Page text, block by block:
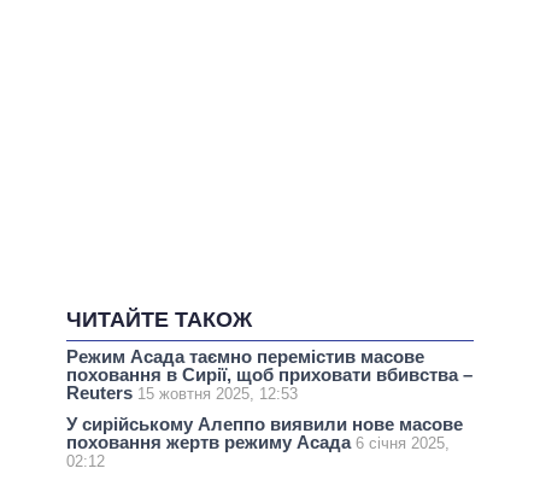
ЧИТАЙТЕ ТАКОЖ
Режим Асада таємно перемістив масове
поховання в Сирії, щоб приховати вбивства –
Reuters 15 жовтня 2025, 12:53
У сирійському Алеппо виявили нове масове
поховання жертв режиму Асада 6 січня 2025,
02:12